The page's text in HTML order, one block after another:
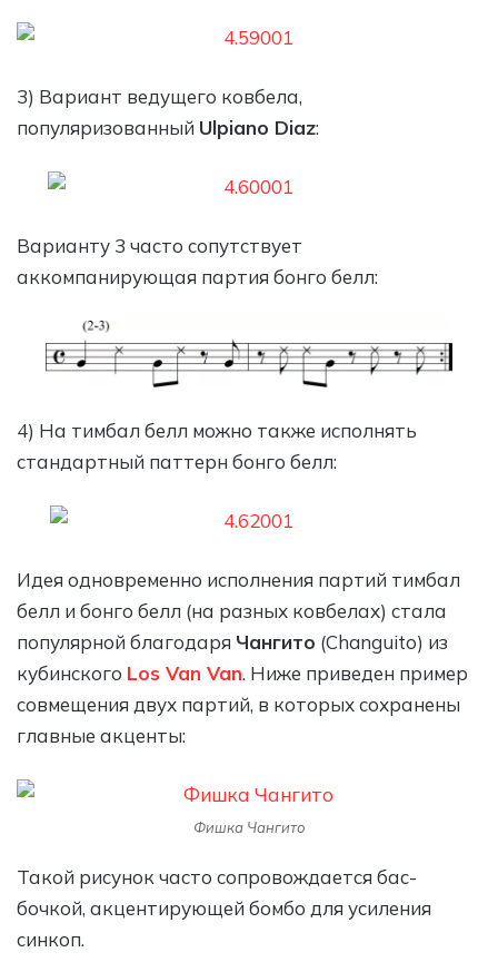
3) Вариант ведущего ковбела,
популяризованный Ulpiano Diaz:
Варианту 3 часто сопутствует
аккомпанирующая партия бонго белл:
4) На тимбал белл можно также исполнять
стандартный паттерн бонго белл:
Идея одновременно исполнения партий тимбал
белл и бонго белл (на разных ковбелах) стала
популярной благодаря Чангито (Changuito) из
кубинского Los Van Van. Ниже приведен пример
совмещения двух партий, в которых сохранены
главные акценты:
Фишка Чангито
Такой рисунок часто сопровождается бас-
бочкой, акцентирующей бомбо для усиления
синкоп.